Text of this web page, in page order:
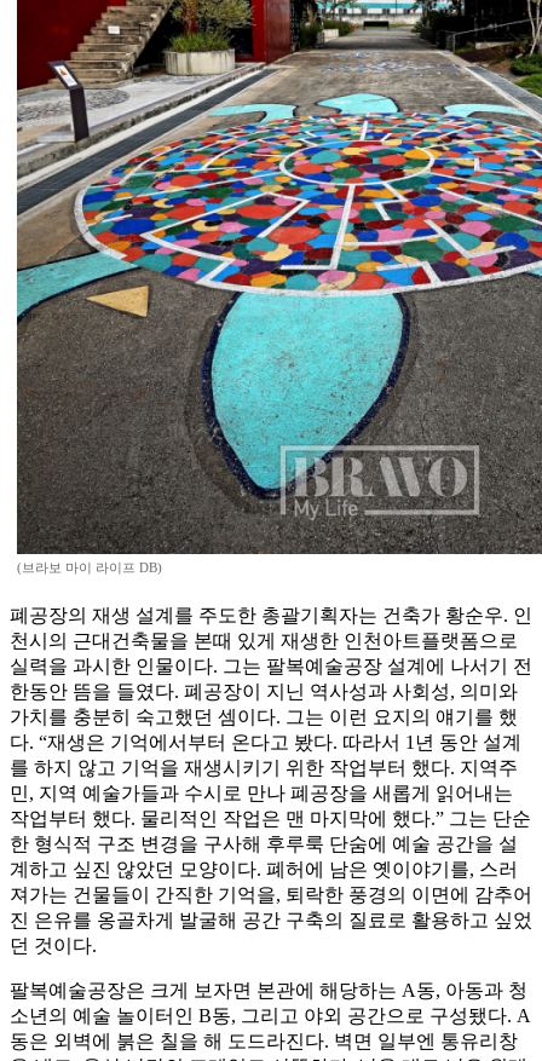
(브라보 마이 라이프 DB)
폐공장의 재생 설계를 주도한 총괄기획자는 건축가 황순우. 인
천시의 근대건축물을 본때 있게 재생한 인천아트플랫폼으로
실력을 과시한 인물이다. 그는 팔복예술공장 설계에 나서기 전
한동안 뜸을 들였다. 폐공장이 지닌 역사성과 사회성, 의미와
가치를 충분히 숙고했던 셈이다. 그는 이런 요지의 얘기를 했
다. “재생은 기억에서부터 온다고 봤다. 따라서 1년 동안 설계
를 하지 않고 기억을 재생시키기 위한 작업부터 했다. 지역주
민, 지역 예술가들과 수시로 만나 폐공장을 새롭게 읽어내는
작업부터 했다. 물리적인 작업은 맨 마지막에 했다.” 그는 단순
한 형식적 구조 변경을 구사해 후루룩 단숨에 예술 공간을 설
계하고 싶진 않았던 모양이다. 폐허에 남은 옛이야기를, 스러
져가는 건물들이 간직한 기억을, 퇴락한 풍경의 이면에 감추어
진 은유를 옹골차게 발굴해 공간 구축의 질료로 활용하고 싶었
던 것이다.
팔복예술공장은 크게 보자면 본관에 해당하는 A동, 아동과 청
소년의 예술 놀이터인 B동, 그리고 야외 공간으로 구성됐다. A
동은 외벽에 붉은 칠을 해 도드라진다. 벽면 일부엔 통유리창